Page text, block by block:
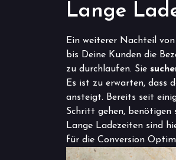
Lange
Ein weiterer Nachteil
bis Deine Kunden die
zu durchlaufen. Sie
Es ist zu erwarten, dass
ansteigt. Bereits seit
Schritt gehen, benötigen
Lange Ladezeiten sind
für die Conversion